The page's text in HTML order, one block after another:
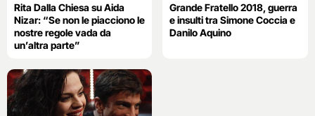
Rita Dalla Chiesa su Aida
Nizar: “Se non le piacciono le
nostre regole vada da
un’altra parte”
Grande Fratello 2018, guerra
e insulti tra Simone Coccia e
Danilo Aquino